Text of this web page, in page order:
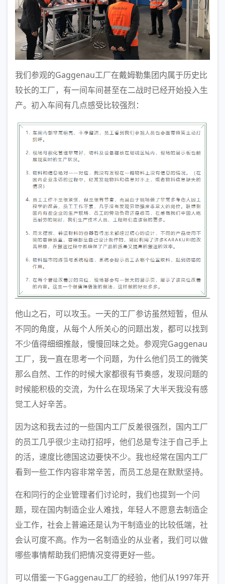
我们参观的Gaggenau工厂在戴姆勒集团内属于历史比
较长的工厂，有一间车间甚至在二战时已经开始投入生
产。初入车间有几点感受比较强烈：
他山之石，可以攻玉。一天的工厂参访虽然短暂，但从
不同的角度，从每个人所关心的问题出发，都可以找到
不少值得细细推敲，慢慢回味之处。参观完Gaggenau
工厂，我一直在思考一个问题，为什么他们员工的微笑
那么自然、工作的时候大家都很有节奏感，发现问题的
时候能积极的交流，为什么在现场呆了大半天我没有感
觉工人好辛苦。
因为这和我去过的一些国内工厂反差很强烈，国内工厂
的员工几乎很少主动打招呼，他们总是专注于自己手上
的活，速度比德国这边要快不少。我也经常在国内工厂
看到一些工作内容非常辛苦，而员工总是在默默坚持。
在和同行的企业管理者们讨论时，我们也提到一个问
题，现在国内制造企业人难找，年轻人不愿意去制造企
业工作，社会上普遍还是认为干制造业的比较低端，社
会认可度不高。作为一名制造业的从业者，我们可以做
哪些事情帮助我们把情况变得更好一些。
可以借鉴一下Gaggenau工厂的经验，他们从1997年开